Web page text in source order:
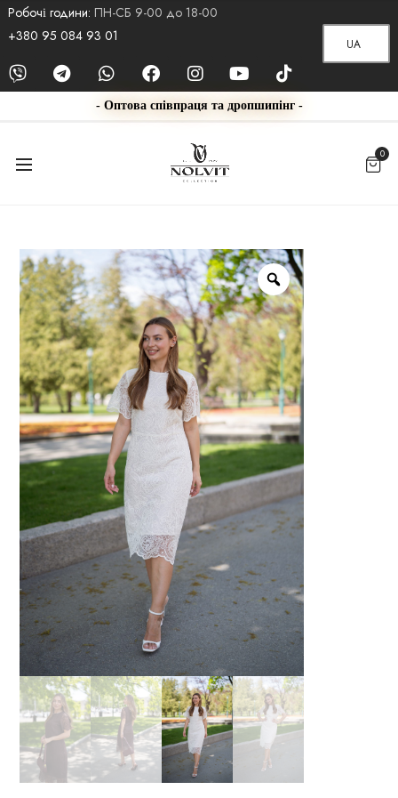
Робочі години: ПН-СБ 9-00 до 18-00
UA
+380 95 084 93 01
- Оптова співпраця та дропшипінг -
0